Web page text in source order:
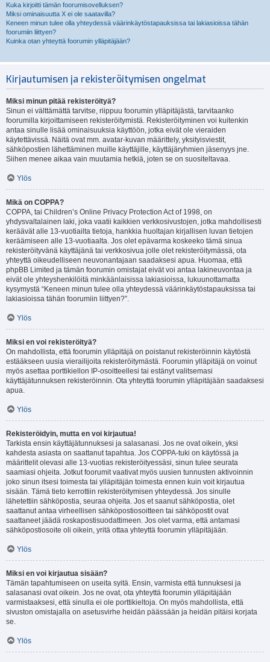
Kuka kirjoitti tämän foorumisovelluksen?
Miksi ominaisuutta X ei ole saatavilla?
Keneen minun tulee olla yhteydessä väärinkäytöstapauksissa tai lakiasioissa tähän
foorumiin liittyen?
Kuinka otan yhteyttä foorumin ylläpitäjään?
Kirjautumisen ja rekisteröitymisen ongelmat
Miksi minun pitää rekisteröityä?
Sinun ei välttämättä tarvitse, riippuu foorumin ylläpitäjästä, tarvitaanko
foorumilla kirjoittamiseen rekisteröitymistä. Rekisteröityminen voi kuitenkin
antaa sinulle lisää ominaisuuksia käyttöön, jotka eivät ole vieraiden
käytettävissä. Näitä ovat mm. avatar-kuvan määrittely, yksityisviestit,
sähköpostien lähettäminen muille käyttäjille, käyttäjäryhmien jäsenyys jne.
Siihen menee aikaa vain muutamia hetkiä, joten se on suositeltavaa.
Ylös
Mikä on COPPA?
COPPA, tai Children’s Online Privacy Protection Act of 1998, on
yhdysvaltalainen laki, joka vaatii kaikkien verkkosivustojen, jotka mahdollisesti
keräävät alle 13-vuotiailta tietoja, hankkia huoltajan kirjallisen luvan tietojen
keräämiseen alle 13-vuotiaalta. Jos olet epävarma koskeeko tämä sinua
rekisteröityvänä käyttäjänä tai verkkosivua jolle olet rekisteröitymässä, ota
yhteyttä oikeudelliseen neuvonantajaan saadaksesi apua. Huomaa, että
phpBB Limited ja tämän foorumin omistajat eivät voi antaa lakineuvontaa ja
eivät ole yhteyshenkilöitä minkäänlaisissa lakiasioissa, lukuunottamatta
kysymystä “Keneen minun tulee olla yhteydessä väärinkäytöstapauksissa tai
lakiasioissa tähän foorumiin liittyen?”.
Ylös
Miksi en voi rekisteröityä?
On mahdollista, että foorumin ylläpitäjä on poistanut rekisteröinnin käytöstä
estääkseen uusia vierailijoita rekisteröitymästä. Foorumin ylläpitäjä on voinut
myös asettaa porttikiellon IP-osoitteellesi tai estänyt valitsemasi
käyttäjätunnuksen rekisteröinnin. Ota yhteyttä foorumin ylläpitäjään saadaksesi
apua.
Ylös
Rekisteröidyin, mutta en voi kirjautua!
Tarkista ensin käyttäjätunnuksesi ja salasanasi. Jos ne ovat oikein, yksi
kahdesta asiasta on saattanut tapahtua. Jos COPPA-tuki on käytössä ja
määrittelit olevasi alle 13-vuotias rekisteröityessäsi, sinun tulee seurata
saamiasi ohjeita. Jotkut foorumit vaativat myös uusien tunnusten aktivoinnin
joko sinun itsesi toimesta tai ylläpitäjän toimesta ennen kuin voit kirjautua
sisään. Tämä tieto kerrottiin rekisteröitymisen yhteydessä. Jos sinulle
lähetettiin sähköpostia, seuraa ohjeita. Jos et saanut sähköpostia, olet
saattanut antaa virheellisen sähköpostiosoitteen tai sähköpostit ovat
saattaneet jäädä roskapostisuodattimeen. Jos olet varma, että antamasi
sähköpostiosoite oli oikein, yritä ottaa yhteyttä foorumin ylläpitäjään.
Ylös
Miksi en voi kirjautua sisään?
Tämän tapahtumiseen on useita syitä. Ensin, varmista että tunnuksesi ja
salasanasi ovat oikein. Jos ne ovat, ota yhteyttä foorumin ylläpitäjään
varmistaaksesi, että sinulla ei ole porttikieltoja. On myös mahdollista, että
sivuston omistajalla on asetusvirhe heidän päässään ja heidän pitäisi korjata
se.
Ylös